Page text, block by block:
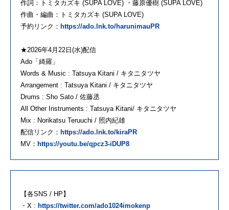
作詞：トミタカズキ (SUPA LOVE) ・藤原優樹 (SUPA LOVE)
作曲・編曲：トミタカズキ (SUPA LOVE)
予約リンク： https://ado.lnk.to/harunimauPR
★2026年4月22日(水)配信
Ado「綺羅」
Words & Music : Tatsuya Kitani / キタニタツヤ
Arrangement : Tatsuya Kitani / キタニタツヤ
Drums : Sho Sato / 佐藤丞
All Other Instruments : Tatsuya Kitani/ キタニタツヤ
Mix : Norikatsu Teruuchi / 照内紀雄
配信リンク： https://ado.lnk.to/kiraPR
MV： https://youtu.be/qpcz3-iDUP8
【各SNS / HP】
・X : https://twitter.com/ado1024imokenp